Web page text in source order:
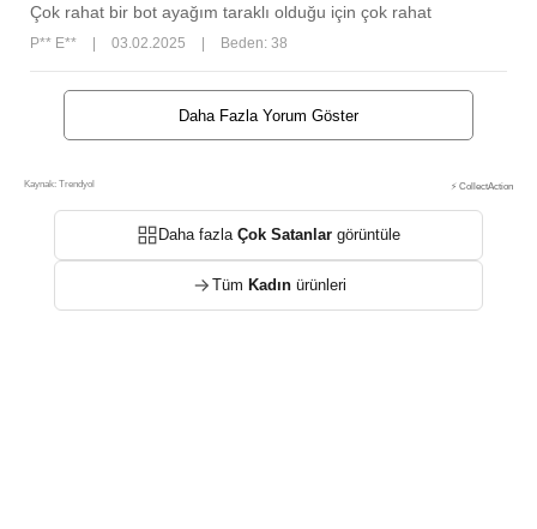
Çok rahat bir bot ayağım taraklı olduğu için çok rahat
P** E** 03.02.2025 Beden: 38
Daha Fazla Yorum Göster
Kaynak: Trendyol ⚡ CollectAction
Daha fazla Çok Satanlargörüntüle
Tüm Kadınürünleri